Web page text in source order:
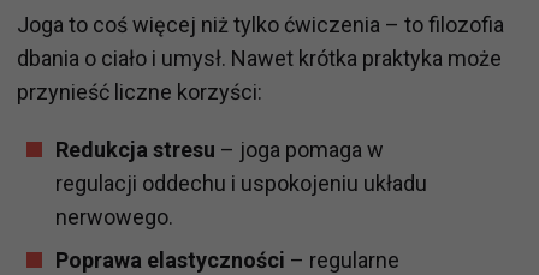
Joga to coś więcej niż tylko ćwiczenia – to filozofia
dbania o ciało i umysł. Nawet krótka praktyka może
przynieść liczne korzyści:
Redukcja stresu – joga pomaga w
regulacji oddechu i uspokojeniu układu
nerwowego.
Poprawa elastyczności – regularne